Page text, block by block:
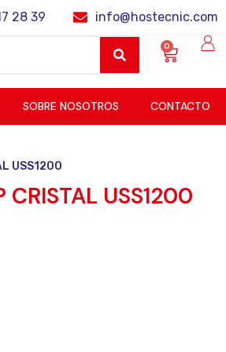
28 39 info@hostecnic.com
0
SOBRE NOSOTROS CONTACTO
USS1200
CRISTAL USS1200